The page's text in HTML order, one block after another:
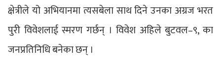
क्षेत्रीले यो अभियानमा त्यसबेला साथ दिने उनका अग्रज भरत
पुरी विवेशलाई स्मरण गर्छन् । विवेश अहिले बुटवल–९, का
जनप्रतिनिधि बनेका छन् ।